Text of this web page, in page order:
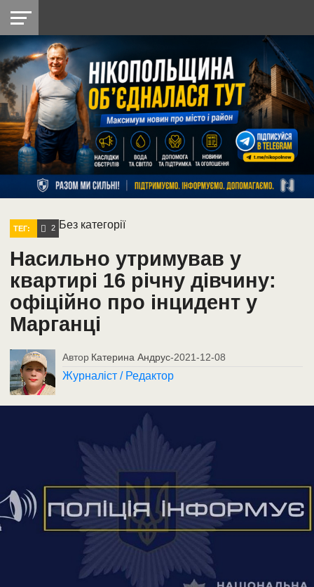
НІКОПОЛЬ
РАЙОН
СІЧЕСЛАВСЬКА
УКРАЇНА
РЕТРО
НІКОПОЛЬ
ЛАЙТ
УКРАЇНА
ДОПОМОГА
РАДІО
Без категорії
ТЕГ: 2
Насильно утримував у
квартирі 16 річну дівчину:
офіційно про інцидент у
Марганці
Автор Катерина Андрус-2021-12-08
Журналіст / Редактор